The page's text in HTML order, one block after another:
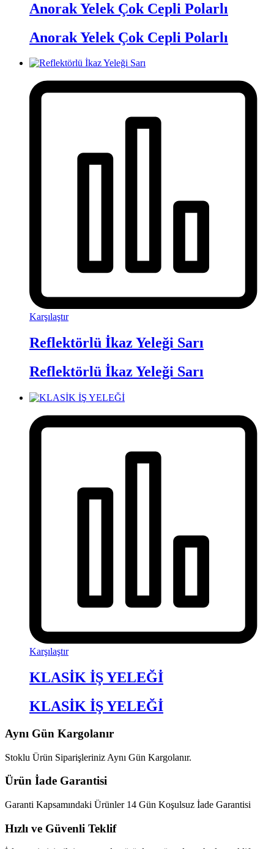
Anorak Yelek Çok Cepli Polarlı
Anorak Yelek Çok Cepli Polarlı
Karşılaştır
Reflektörlü İkaz Yeleği Sarı
Reflektörlü İkaz Yeleği Sarı
Karşılaştır
KLASİK İŞ YELEĞİ
KLASİK İŞ YELEĞİ
Aynı Gün Kargolanır
Stoklu Ürün Siparişleriniz Aynı Gün Kargolanır.
Ürün İade Garantisi
Garanti Kapsamındaki Ürünler 14 Gün Koşulsuz İade Garantisi
Hızlı ve Güvenli Teklif